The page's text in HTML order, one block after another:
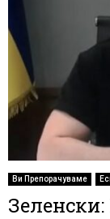
Ви Препорачуваме